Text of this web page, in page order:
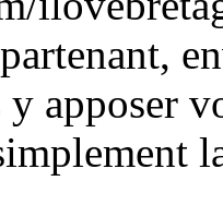
y apposer